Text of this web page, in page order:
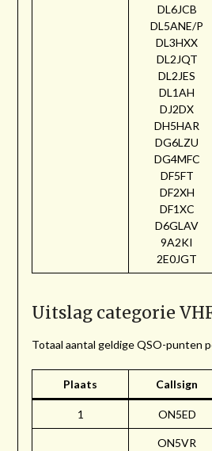
DL6JCB
DL5ANE/P
DL3HXX
DL2JQT
DL2JES
DL1AH
DJ2DX
DH5HAR
DG6LZU
DG4MFC
DF5FT
DF2XH
DF1XC
D6GLAV
9A2KI
2E0JGT
Uitslag categorie
Totaal aantal geldige QSO-punten
Plaats Callsign
1 ON5ED
ON5VR